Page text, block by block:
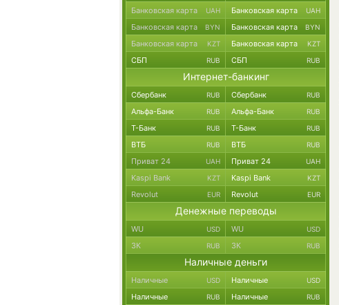
Банковская карта UAH Банковская карта UAH
Банковская карта BYN Банковская карта BYN
Банковская карта KZT Банковская карта KZT
СБП RUB СБП RUB
Интернет-банкинг
Сбербанк RUB Сбербанк RUB
Альфа-Банк RUB Альфа-Банк RUB
Т-Банк RUB Т-Банк RUB
ВТБ RUB ВТБ RUB
Приват 24 UAH Приват 24 UAH
Kaspi Bank KZT Kaspi Bank KZT
Revolut EUR Revolut EUR
Денежные переводы
WU USD WU USD
ЗК RUB ЗК RUB
Наличные деньги
Наличные USD Наличные USD
Наличные RUB Наличные RUB